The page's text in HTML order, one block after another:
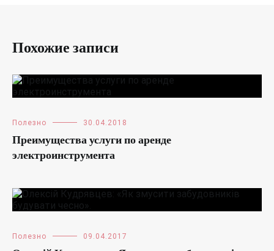
Похожие записи
Полезно 30.04.2018
Преимущества услуги по аренде
электроинструмента
Полезно 09.04.2017